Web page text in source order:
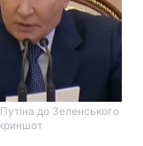
до Зеленського